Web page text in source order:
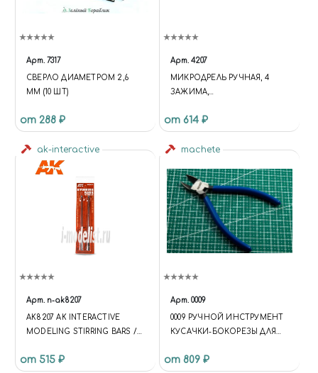
Арт. 7317
СВЕРЛО ДИАМЕТРОМ 2,6
ММ (10 ШТ)
от 288 ₽
Арт. 4207
МИКРОДРЕЛЬ РУЧНАЯ, 4
ЗАЖИМА,
от 614 ₽
ak-interactive
Арт. n-ak8207
AK8207 AK INTERACTIVE
MODELING STIRRING BARS /
ДЛЯ ЗАМЕШИВАНИЯ
от 515 ₽
machete
Арт. 0009
0009 РУЧНОЙ ИНСТРУМЕНТ
КУСАЧКИ-БОКОРЕЗЫ ДЛЯ
МЕТАЛЛА
от 809 ₽